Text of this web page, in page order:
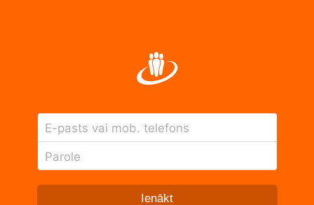
E-pasts vai mob. telefons
Parole
Ienākt